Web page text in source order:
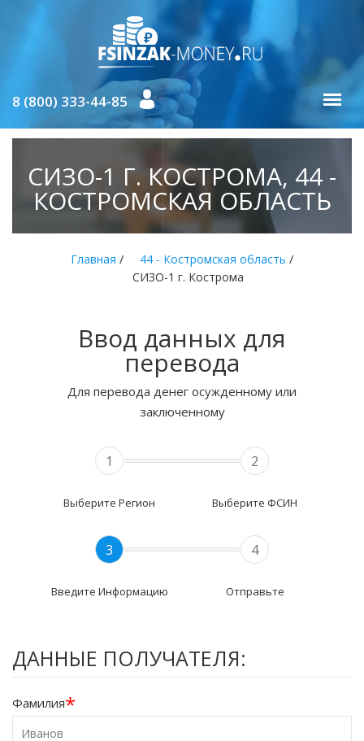
8 (800) 333-44-85
СИЗО-1 Г. КОСТРОМА, 44 -
КОСТРОМСКАЯ ОБЛАСТЬ
Главная / 44 - Костромская область /
СИЗО-1 г. Кострома
Ввод данных для
перевода
Для перевода денег осужденному или
заключенному
1
Выберите Регион
2
Выберите ФСИН
3
Введите Информацию
4
Отправьте
ДАННЫЕ ПОЛУЧАТЕЛЯ:
Фамилия*